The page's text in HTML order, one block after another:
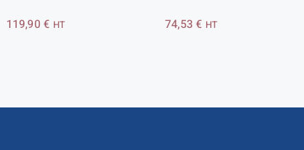
119,90€ HT 74,53€ HT